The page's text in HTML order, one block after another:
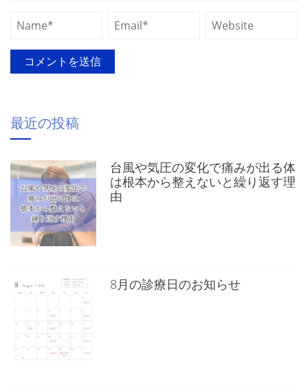
最近の投稿
台風や気圧の変化で痛みが出る体
は根本から整えないと繰り返す理
由
8月の診療日のお知らせ